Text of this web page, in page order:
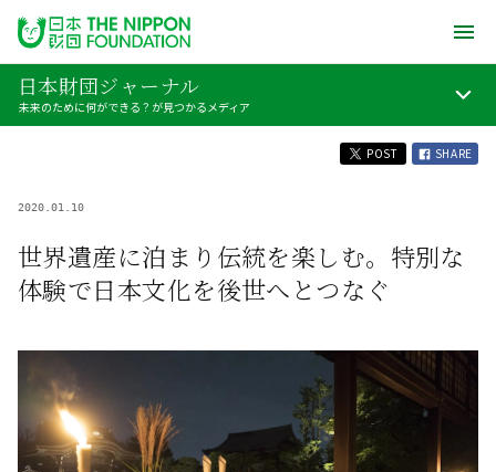
日本財団ジャーナル
未来のために何ができる？が見つかるメディア
POST SHARE
2020.01.10
世界遺産に泊まり伝統を楽しむ。特別な
体験で日本文化を後世へとつなぐ